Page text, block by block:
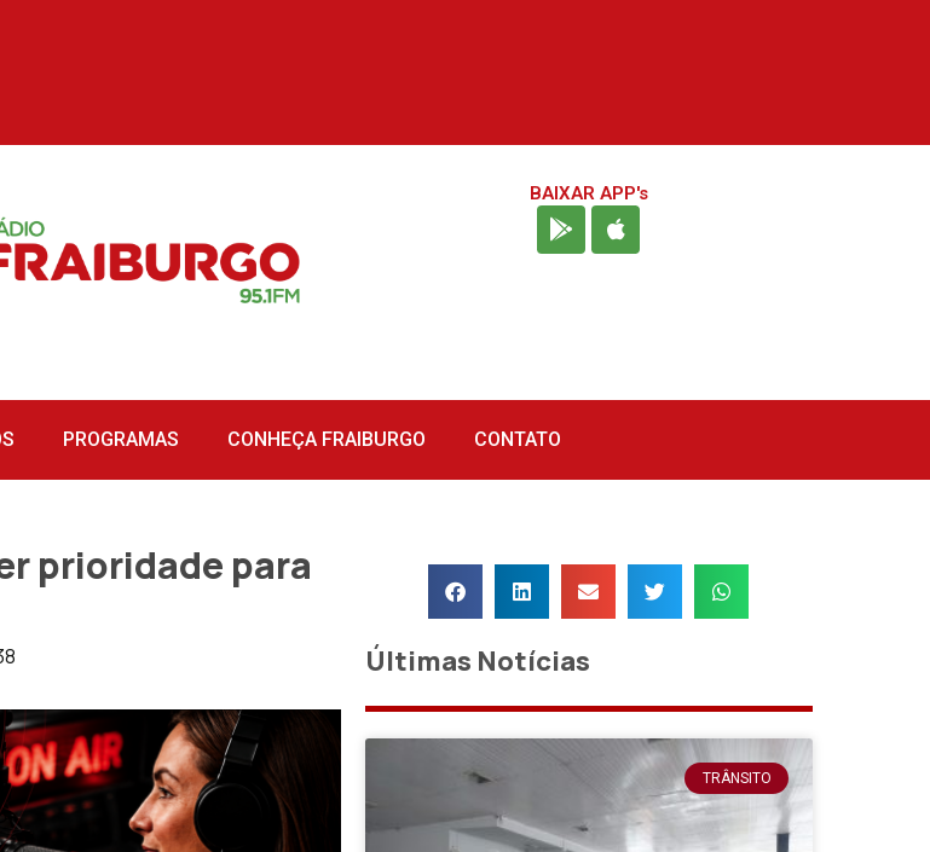
BAIXAR APP's
PROGRAMAS CONHEÇA FRAIBURGO CONTATO
prioridade para
Últimas Notícias
TRÂNSITO